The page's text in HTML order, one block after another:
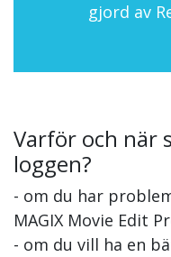
gjord av
Varför och när
loggen?
- om du har
MAGIX Movie Edit
- om du vill ha en